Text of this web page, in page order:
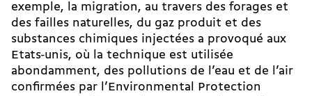
exemple, la migration, au travers des forages et
des failles naturelles, du gaz produit et des
substances chimiques injectées a provoqué aux
Etats-unis, où la technique est utilisée
abondamment, des pollutions de l’eau et de l’air
confirmées par l’Environmental Protection